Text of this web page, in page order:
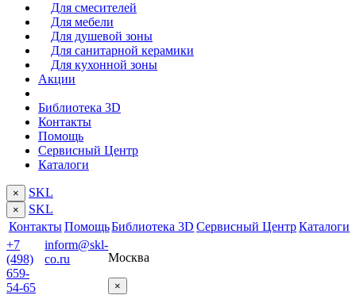
Для смесителей
Для мебели
Для душевой зоны
Для санитарной керамики
Для кухонной зоны
Акции
Библиотека 3D
Контакты
Помощь
Сервисный Центр
Каталоги
× SKL
×
SKL
КонтактыПомощьБиблиотека 3D Сервисный ЦентрКаталоги
+7
(498)
659-
54-65
inform@skl-
co.ru
Москва
×